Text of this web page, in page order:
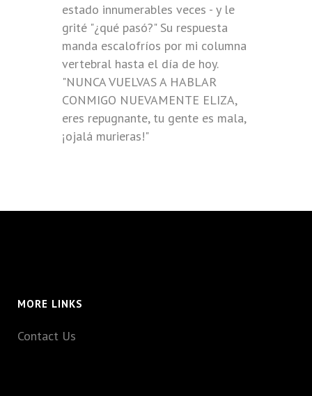
estado innumerables veces - y le
grité "¿qué pasó?" Su respuesta
manda escalofríos por mi columna
vertebral hasta el día de hoy.
"NUNCA VUELVAS A HABLAR
CONMIGO NUEVAMENTE ELIZA,
eres repugnante, tu gente es mala,
¡ojalá murieras!"
MORE LINKS
Contact Us